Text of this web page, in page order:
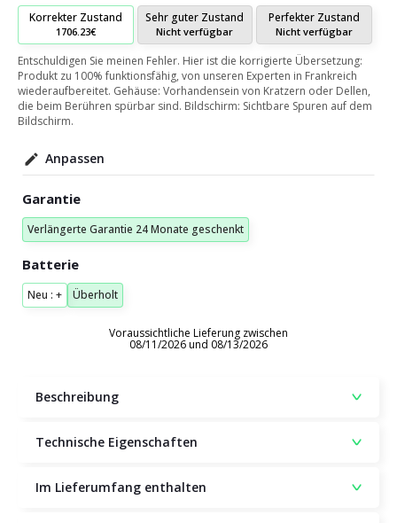
Korrekter Zustand
1706.23€
Sehr guter Zustand
Nicht verfügbar
Perfekter Zustand
Nicht verfügbar
Entschuldigen Sie meinen Fehler. Hier ist die korrigierte Übersetzung:
Produkt zu 100% funktionsfähig, von unseren Experten in Frankreich
wiederaufbereitet. Gehäuse: Vorhandensein von Kratzern oder Dellen,
die beim Berühren spürbar sind. Bildschirm: Sichtbare Spuren auf dem
Bildschirm.
Anpassen
Garantie
Verlängerte Garantie 24 Monate geschenkt
Batterie
Neu : + Überholt
Voraussichtliche Lieferung zwischen
08/11/2026 und 08/13/2026
Beschreibung
Technische Eigenschaften
Im Lieferumfang enthalten